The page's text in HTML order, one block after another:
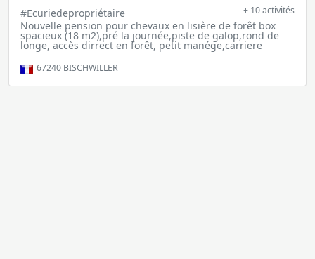
#Ecuriedepropriétaire + 10 activités
Nouvelle pension pour chevaux en lisière de forêt box
spacieux (18 m2),pré la journée,piste de galop,rond de
longe, accès dirrect en forêt, petit manége,carriere
67240 BISCHWILLER